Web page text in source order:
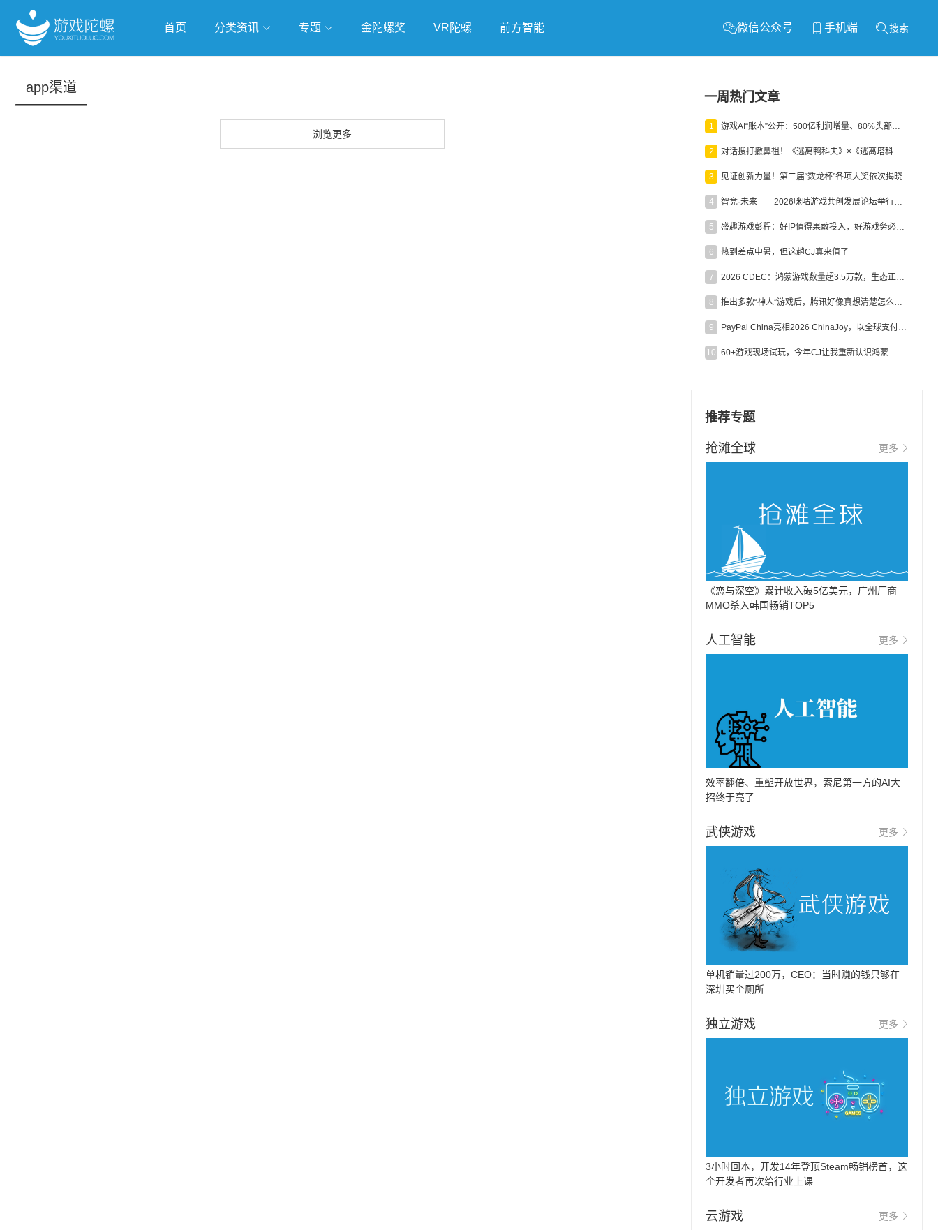
首页 分类资讯 专题 金陀螺奖 VR陀螺 前方智能 微信公众号 手机端 搜索
app渠道
浏览更多
一周热门文章
1 游戏AI“账本”公开：500亿利润增量、80%头部入局，谁在闷声发财？
2 对话搜打撤鼻祖！《逃离鸭科夫》×《逃离塔科夫》官方线下沙龙落幕
3 见证创新力量！第二届“数龙杯”各项大奖依次揭晓
4 智竞·未来——2026咪咕游戏共创发展论坛举行：聚力精品内容、AI创作与电竞生态，共建高品质益智健康游戏社区
5 盛趣游戏彭程：好IP值得果敢投入，好游戏务必长效经营
6 热到差点中暑，但这趟CJ真来值了
7 2026 CDEC：鸿蒙游戏数量超3.5万款，生态正循环加速产业高质量发展
8 推出多款“神人”游戏后，腾讯好像真想清楚怎么做二次元了
9 PayPal China亮相2026 ChinaJoy，以全球支付能力助力中国游戏企业深化全球运营
10 60+游戏现场试玩，今年CJ让我重新认识鸿蒙
推荐专题
抢滩全球 更多
《恋与深空》累计收入破5亿美元，广州厂商
MMO杀入韩国畅销TOP5
人工智能 更多
效率翻倍、重塑开放世界，索尼第一方的AI大
招终于亮了
武侠游戏 更多
单机销量过200万，CEO：当时赚的钱只够在
深圳买个厕所
独立游戏 更多
3小时回本，开发14年登顶Steam畅销榜首，这
个开发者再次给行业上课
云游戏 更多